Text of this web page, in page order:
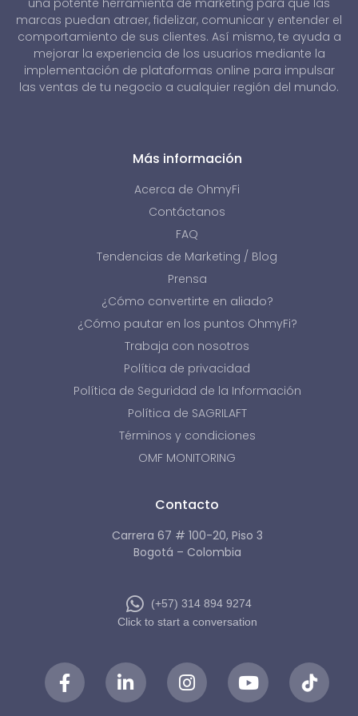
marcas puedan atraer, fidelizar, comunicar y entender el
comportamiento de sus clientes. Así mismo, te ayuda a
mejorar la experiencia de los usuarios mediante la
implementación de plataformas online para impulsar
las ventas de tu negocio a cualquier región del mundo.
Más información
Acerca de OhmyFi
Contáctanos
FAQ
Tendencias de Marketing / Blog
Prensa
¿Cómo convertirte en aliado?
¿Cómo pautar en los puntos OhmyFi?
Trabaja con nosotros
Política de privacidad
Política de Seguridad de la Información
Política de SAGRILAFT
Términos y condiciones
OMF MONITORING
Contacto
Carrera 67 # 100-20, Piso 3
Bogotá – Colombia
(+57) 314 894 9274
Click to start a conversation